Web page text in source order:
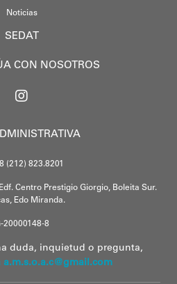
Noticias
SEDAT
CON NOSOTROS
(212) 823.8201
Centro Prestigio Giorgio, Boleita Sur.
Edo Miranda.
20000148-8
duda, inquietud o pregunta,
a.m.s.o.a.c@gmail.com